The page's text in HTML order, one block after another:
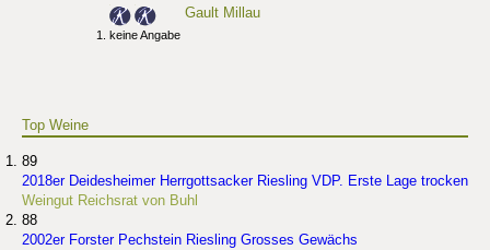
Gault Millau
keine Angabe
Top Weine
89
2018er Deidesheimer Herrgottsacker Riesling VDP. Erste Lage trocken
Weingut Reichsrat von Buhl
88
2002er Forster Pechstein Riesling Grosses Gewächs